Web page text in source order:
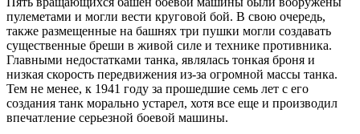
пулеметами и могли вести круговой бой. В свою очередь,
также размещенные на башнях три пушки могли создавать
существенные бреши в живой силе и технике противника.
Главными недостатками танка, являлась тонкая броня и
низкая скорость передвижения из-за огромной массы танка.
Тем не менее, к 1941 году за прошедшие семь лет с его
создания танк морально устарел, хотя все еще и производил
впечатление серьезной боевой машины.